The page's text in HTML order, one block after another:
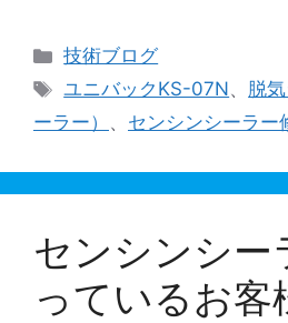
カ
テ
リ
技術ブログ
タ
グ
ユニバックKS-07N、 脱
ーラー） 、 センシンシーラー
センシンシー
っているお客